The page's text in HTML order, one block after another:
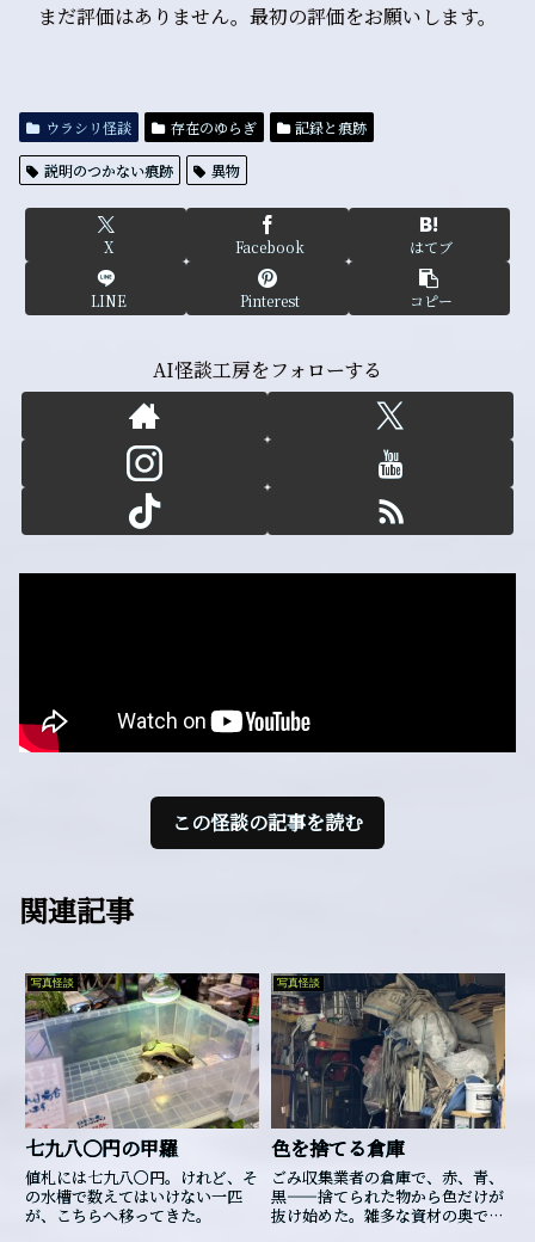
まだ評価はありません。最初の評価をお願いします。
ウラシリ怪談 存在のゆらぎ 記録と痕跡
説明のつかない痕跡 異物
X Facebook はてブ
LINE Pinterest コピー
AI怪談工房をフォローする
この怪談の記事を読む
関連記事
写真怪談
七九八〇円の甲羅
値札には七九八〇円。けれど、そ
の水槽で数えてはいけない一匹
が、こちらへ移ってきた。
写真怪談
色を捨てる倉庫
ごみ収集業者の倉庫で、赤、青、
黒――捨てられた物から色だけが
抜け始めた。雑多な資材の奥で、